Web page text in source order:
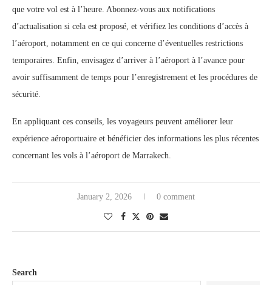
que votre vol est à l’heure. Abonnez-vous aux notifications
d’actualisation si cela est proposé, et vérifiez les conditions d’accès à
l’aéroport, notamment en ce qui concerne d’éventuelles restrictions
temporaires. Enfin, envisagez d’arriver à l’aéroport à l’avance pour
avoir suffisamment de temps pour l’enregistrement et les procédures de
sécurité.
En appliquant ces conseils, les voyageurs peuvent améliorer leur
expérience aéroportuaire et bénéficier des informations les plus récentes
concernant les vols à l’aéroport de Marrakech.
January 2, 2026 0 comment
Search